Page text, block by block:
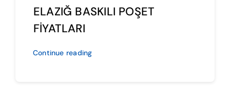
ELAZIĞ BASKILI POŞET
FİYATLARI
Continue reading